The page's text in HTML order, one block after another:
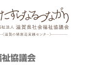
協議会